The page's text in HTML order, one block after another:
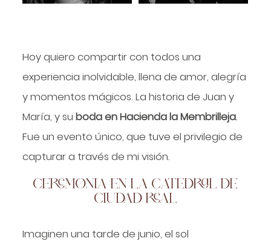
Hoy quiero compartir con todos una
experiencia inolvidable, llena de amor, alegría
y momentos mágicos. La historia de Juan y
María, y suboda en Hacienda la Membrilleja.
Fue un evento único, que tuve el privilegio de
capturar a través de mi visión.
CEREMONIA EN LA CATEDRAL DE
CIUDAD REAL
Imaginen una tarde de junio, el sol